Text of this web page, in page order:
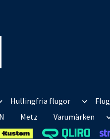
Hullingfria flugor
Metz Varumärken